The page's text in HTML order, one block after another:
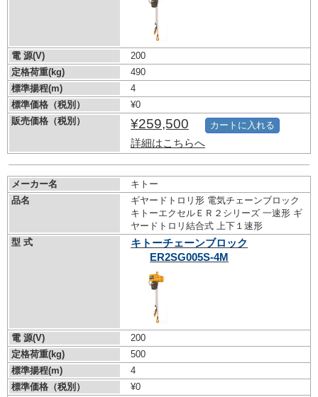
電 源(V)
200
定格荷重(kg)
490
標準揚程(m)
4
標準価格（税別）
¥0
販売価格（税別）
¥259,500
詳細はこちらへ
カートに入れる
メーカー名
キトー
品名
ギヤードトロリ形 電気チェーンブロック
キトーエクセルＥＲ２シリーズ 一速形 ギ
ヤードトロリ結合式 上下１速形
型 式
キトーチェーンブロック
ER2SG005S-4M
電 源(V)
200
定格荷重(kg)
500
標準揚程(m)
4
標準価格（税別）
¥0